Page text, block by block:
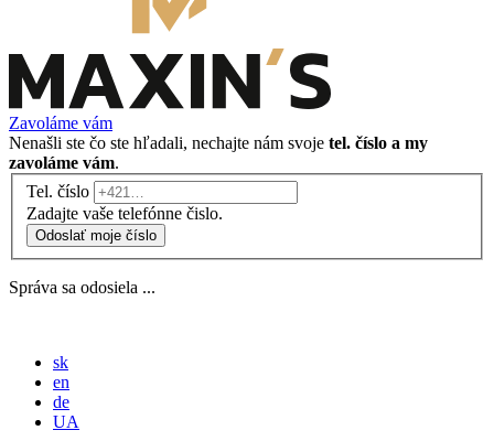
Zavoláme vám
Nenašli ste čo ste hľadali, nechajte nám svoje tel. číslo a my
zavoláme vám.
Tel. číslo
Zadajte vaše telefónne čislo.
Odoslať moje číslo
Správa sa odosiela ...
sk
en
de
UA